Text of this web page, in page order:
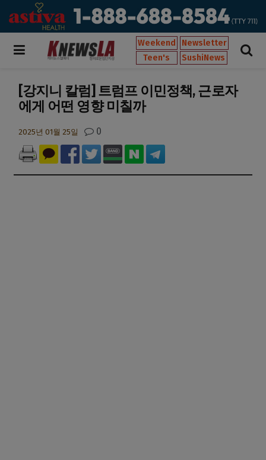
Weekend
Newsletter
Teen's
SushiNews
[강지니 칼럼] 트럼프 이민정책, 근로자
에게 어떤 영향 미칠까
2025년 01월 25일 0